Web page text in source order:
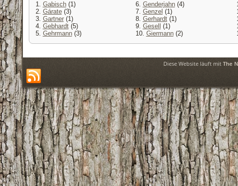
1. Gabisch(1)
2. Gárate(3)
3. Gartner(1)
4. Gebhardt(5)
5. Gehrmann(3)
6. Genderjahn(4)
7. Genzel (1)
8. Gerhardt(1)
9. Gesell
(1)
10. Giermann(2)
Diese Website läuft mit The